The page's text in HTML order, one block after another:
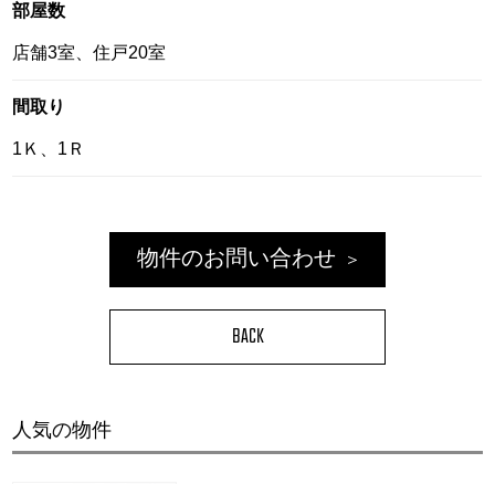
部屋数
店舗3室、住戸20室
間取り
1Ｋ、1Ｒ
物件のお問い合わせ
BACK
人気の物件